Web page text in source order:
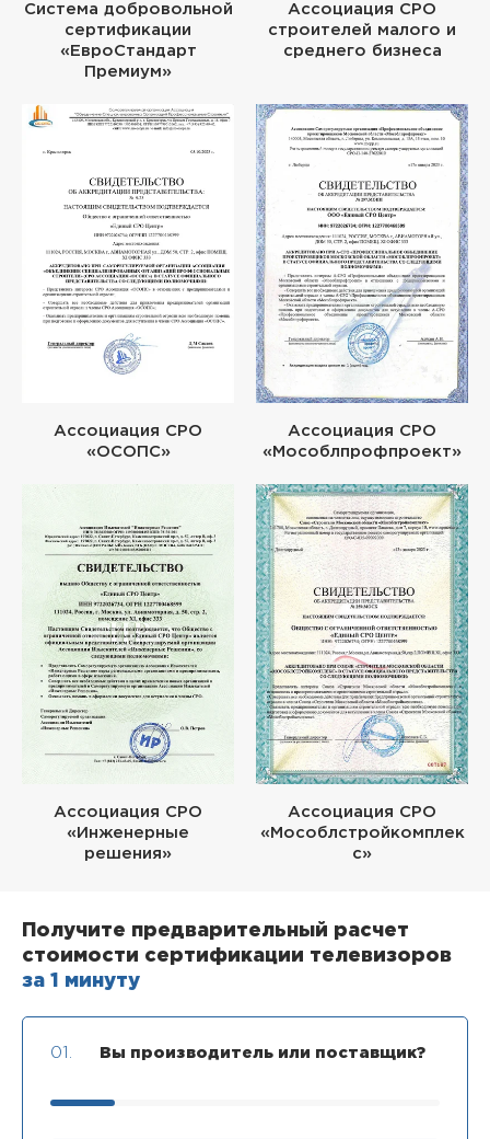
Система добровольной
сертификации
«ЕвроСтандарт
Премиум»
Ассоциация СРО
строителей малого и
среднего бизнеса
Ассоциация СРО
«ОСОПС»
Ассоциация СРО
«Мособлпрофпроект»
Ассоциация СРО
«Инженерные
решения»
Ассоциация СРО
«Мособлстройкомплек
с»
Получите предварительный расчет
стоимости сертификации телевизоров
за 1 минуту
01. Вы производитель или поставщик?